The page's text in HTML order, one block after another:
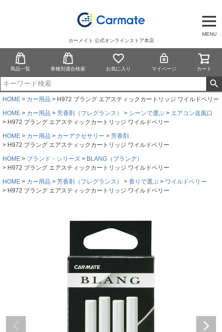
MENU
カーメイト 公式オンラインストア本店
商品一覧 車種別適合検索 お気に入り マイページ カート
HOME カー用品
H972 ブラング エアスティックカートリッジ ワイルドベリー
HOME
カー用品 芳香剤（フレグランス） シーンで選ぶ
エアコン送風口
H972 ブラング エアスティックカートリッジ ワイルドベリー
HOME
カー用品 カーアクセサリー
芳香剤
H972 ブラング エアスティックカートリッジ ワイルドベリー
HOME
ブランド・シリーズ
BLANG（ブラング）
H972 ブラング エアスティックカートリッジ ワイルドベリー
HOME
カー用品 芳香剤（フレグランス） 香りで選ぶ
ワイルドベリー
H972 ブラング エアスティックカートリッジ ワイルドベリー